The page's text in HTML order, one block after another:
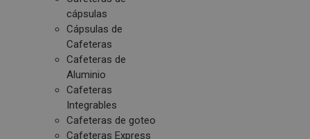
cápsulas
Cápsulas de
Cafeteras
Cafeteras de
Aluminio
Cafeteras
Integrables
Cafeteras de goteo
Cafeteras Express